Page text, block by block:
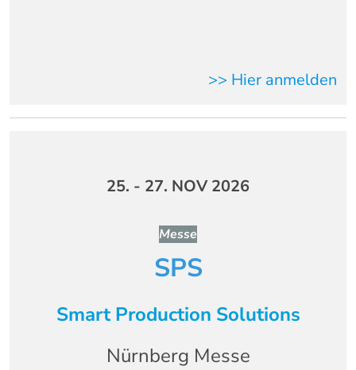
>> Hier anmelden
25. - 27. NOV 2026
Messe
SPS
Smart Production Solutions
Nürnberg Messe